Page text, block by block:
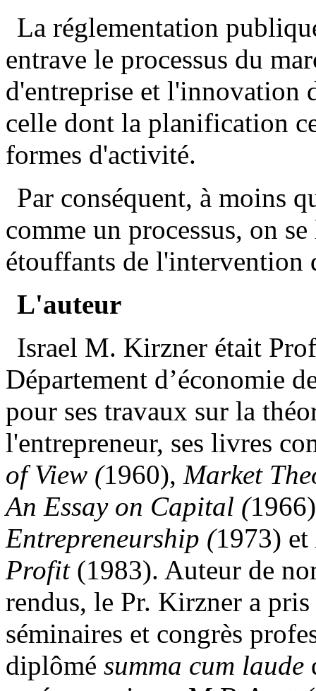
La réglementation
entrave le processus du
d'entreprise et l'innovation
celle dont la planification
formes d'activité.
Par conséquent, à moins
comme un processus, on
étouffants de l'intervention
L'auteur
Israel M. Kirzner était
Département d’économie
pour ses travaux sur la
l'entrepreneur, ses livres
of View (1960), Market
An Essay on Capital (
Entrepreneurship (1973) et
Profit(1983). Auteur de
rendus, le Pr. Kirzner a
séminaires et congrès
diplômé summa cum laude